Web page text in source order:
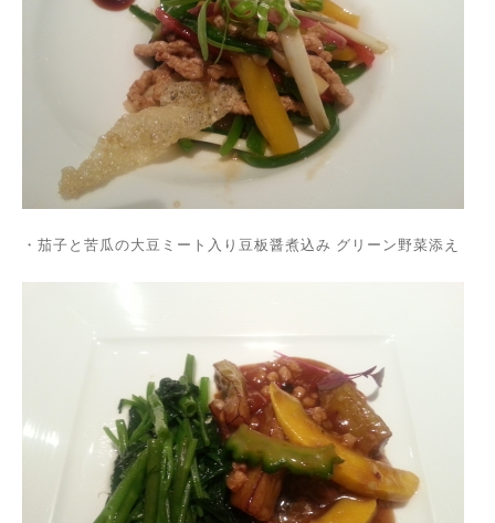
・茄子と苦瓜の大豆ミート入り豆板醤煮込み グリーン野菜添え